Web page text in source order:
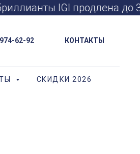
IGI продлена
62-92 КОНТАКТЫ
СКИДКИ 2026